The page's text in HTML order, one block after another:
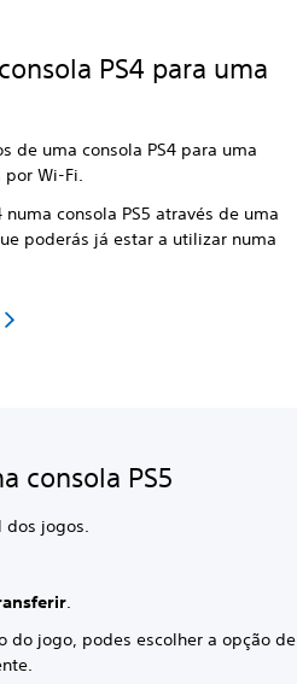
PS4 para uma
de uma consola PS4 para uma
por Wi-Fi.
consola PS5 através de uma
poderás já estar a utilizar numa
consola PS5
dos jogos.
.
do jogo, podes escolher a opção de